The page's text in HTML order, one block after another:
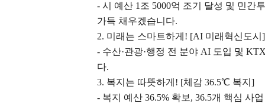
- 시 예산 1 조 5000억 조기 달성 및 민간
가득 채우겠습니다.
2. 미래는 스마트하게 ! [AI 미래혁신도시 ]
- 수산·관광·행정 전 분야 AI 도입 및
다.
3. 복지는 따뜻하게 ! [체감 36.5℃ 복지 ]
- 복지 예산 36.5% 확보 , 36.5개 핵심 사